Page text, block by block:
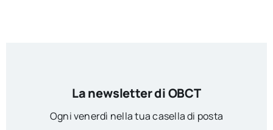
La newsletter di OBCT
Ogni venerdì nella tua casella di posta